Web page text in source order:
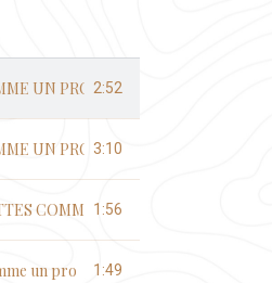
UN PRO 2:52
UN PRO 3:10
COMME UN PRO
1:56
un pro 1:49